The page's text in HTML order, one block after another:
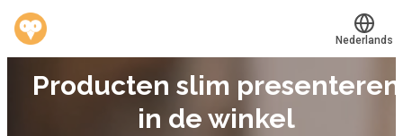
Werkvinders®
Bedrijven
Translate
Nederlands
Producten slim presenteren
in de winkel